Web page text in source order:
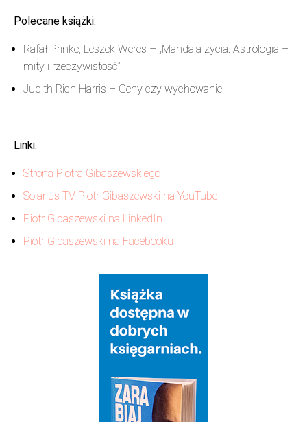
Polecane książki:
Rafał Prinke, Leszek Weres – „Mandala życia. Astrologia –
mity i rzeczywistość”
Judith Rich Harris – Geny czy wychowanie
Linki:
Strona Piotra Gibaszewskiego
Solarius TV Piotr Gibaszewski na YouTube
Piotr Gibaszewski na LinkedIn
Piotr Gibaszewski na Facebooku